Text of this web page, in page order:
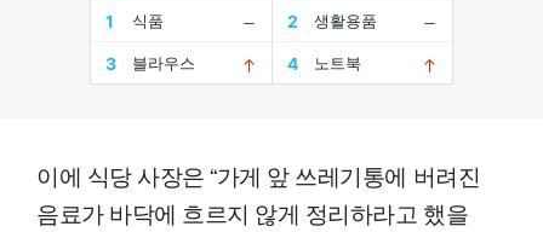
이에 식당 사장은 “가게 앞 쓰레기통에 버려진
음료가 바닥에 흐르지 않게 정리하라고 했을